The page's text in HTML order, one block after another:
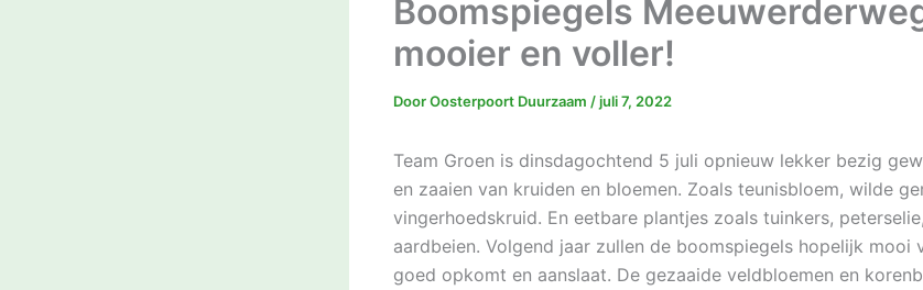
Boomspiegels
mooier en voller!
DoorOosterpoort Duurzaam /juli 7, 2022
Team Groen is dinsdagochtend 5 juli opnieuw lekker bezig
en zaaien van kruiden en bloemen. Zoals teunisbloem, wilde
vingerhoedskruid. En eetbare plantjes zoals tuinkers,
aardbeien. Volgend jaar zullen de boomspiegels hopelijk mooi
goed opkomt en aanslaat. De gezaaide veldbloemen en